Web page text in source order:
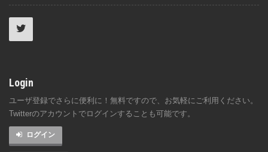
Login
ユーザ登録でさらに便利に！無料ですので、お気軽にご利用ください。
Twitterのアカウントでログインすることも可能です。
ログイン